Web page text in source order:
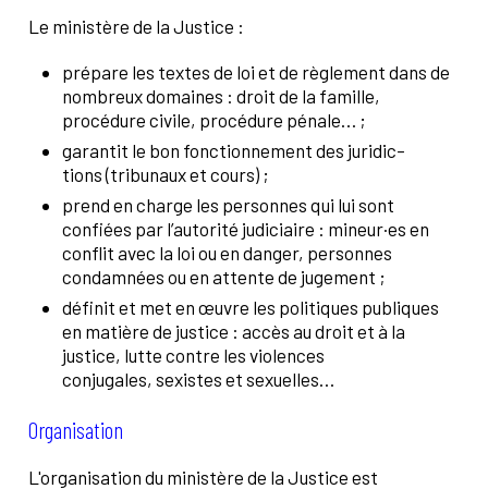
Le ministère de la Justice :
prépare les textes de loi et de règlement dans de
nombreux domaines : droit de la famille,
procédure civile, procédure pénale… ;
garantit le bon fonctionnement des juridic­
tions (tribunaux et cours) ;
prend en charge les personnes qui lui sont
confiées par l’autorité judiciaire : mineur·es en
conflit avec la loi ou en danger, personnes
condamnées ou en attente de jugement ;
définit et met en œuvre les politiques publiques
en matière de justice : accès au droit et à la
justice, lutte contre les violences
conjugales, sexistes et sexuelles…
Organisation
L'organisation du ministère de la Justice est